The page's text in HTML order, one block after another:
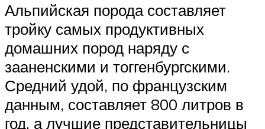
Альпийская порода составляет
тройку самых продуктивных
домашних пород наряду с
зааненскими и тоггенбургскими.
Средний удой, по французским
данным, составляет 800 литров в
год, а лучшие представительницы